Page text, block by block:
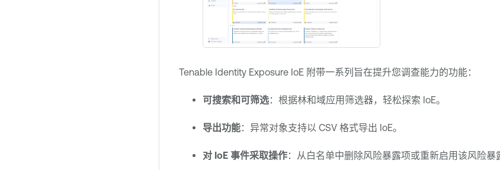
Tenable Identity ExposureIoE 附带一系列旨在提升您调查能力的功能：
可搜索和可筛选：根据林和域应用筛选器，轻松探索 IoE。
导出功能：异常对象支持以 CSV 格式导出 IoE。
对 IoE 事件采取操作：从白名单中删除风险暴露项或重新启用该风险暴